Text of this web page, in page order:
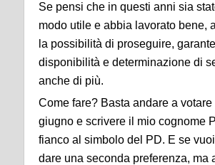
Se pensi che in questi anni sia
modo utile e abbia lavorato bene,
la possibilità di proseguire,
disponibilità e determinazione di
anche di più.
Come fare? Basta andare a
giugno e scrivere il mio cognome
fianco al simbolo del PD. E se
dare una seconda preferenza, ma